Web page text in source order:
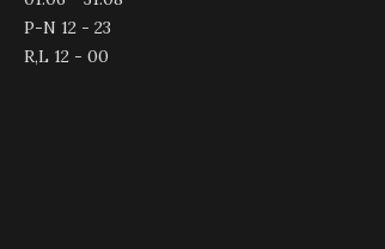
P-N 12 - 23
R,L 12 - 00